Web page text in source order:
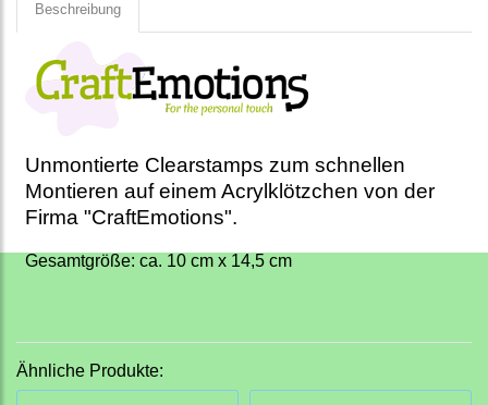
Beschreibung
Unmontierte Clearstamps zum schnellen
Montieren auf einem Acrylklötzchen von der
Firma "CraftEmotions".
Gesamtgröße: ca. 10 cm x 14,5 cm
Ähnliche Produkte: